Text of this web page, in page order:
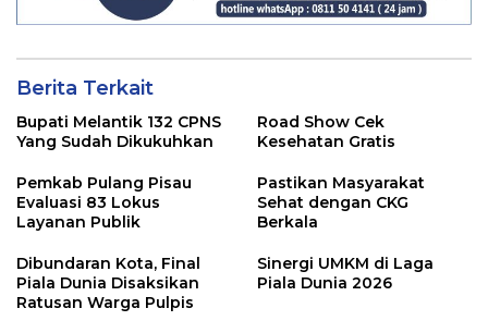
Berita Terkait
Bupati Melantik 132 CPNS
Yang Sudah Dikukuhkan
Road Show Cek
Kesehatan Gratis
Pemkab Pulang Pisau
Evaluasi 83 Lokus
Layanan Publik
Pastikan Masyarakat
Sehat dengan CKG
Berkala
Dibundaran Kota, Final
Piala Dunia Disaksikan
Ratusan Warga Pulpis
Sinergi UMKM di Laga
Piala Dunia 2026